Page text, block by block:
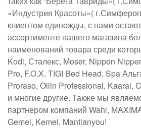
«Индустрия Красоты»(
клиентом единожды, с нами
ассортименте нашего магазина
наименований товара среди
Kodi, Сталекс, Moser, Nippon
Pro, F.O.X. TIGI Bed Head, Spa
Proraso, Ollin Professional, Kaaral,
и многие другие. Также мы
партнером компаний Wahl,
Gemei, Kemei, Mantianyou!